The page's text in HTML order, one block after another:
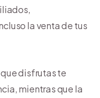
la venta de tus
disfrutas te
mientras que la